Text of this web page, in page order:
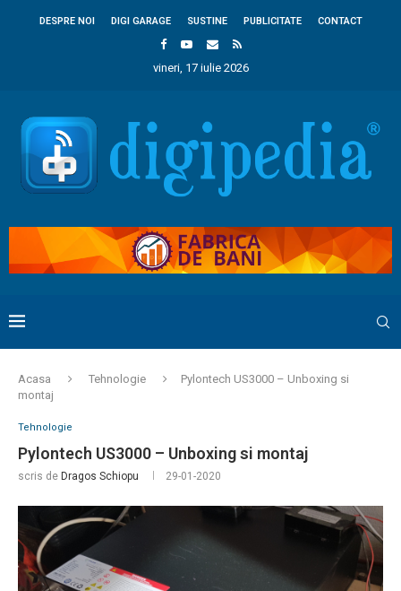
DESPRE NOI DIGI GARAGE SUSTINE PUBLICITATE CONTACT
vineri, 17 iulie 2026
Acasa Tehnologie
Pylontech US3000 – Unboxing si
montaj
Tehnologie
Pylontech US3000 – Unboxing si montaj
scris de Dragos Schiopu 29-01-2020